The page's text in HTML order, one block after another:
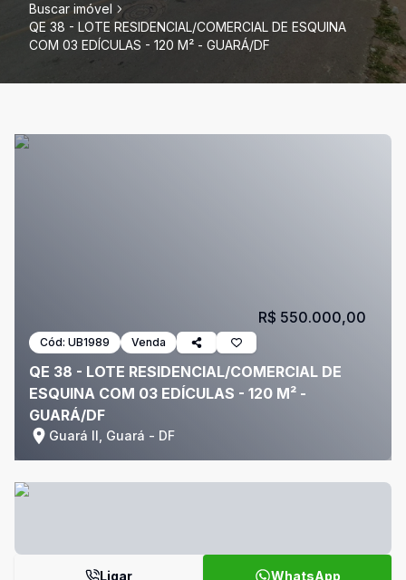
Buscar imóvel
QE 38 - LOTE RESIDENCIAL/COMERCIAL DE ESQUINA
COM 03 EDÍCULAS - 120 M² - GUARÁ/DF
Cód: UB1989 Venda
QE 38 - LOTE RESIDENCIAL/COMERCIAL DE
ESQUINA COM 03 EDÍCULAS - 120 M² -
GUARÁ/DF
Guará II, Guará - DF
R$ 550.000,00
Ligar WhatsApp